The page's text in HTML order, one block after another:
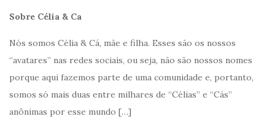
Sobre Célia & Ca
Nós somos Célia & Cá, mãe e filha. Esses são os nossos
“avatares” nas redes sociais, ou seja, não são nossos nomes
porque aqui fazemos parte de uma comunidade e, portanto,
somos só mais duas entre milhares de “Célias” e “Cás”
anônimas por esse mundo […]